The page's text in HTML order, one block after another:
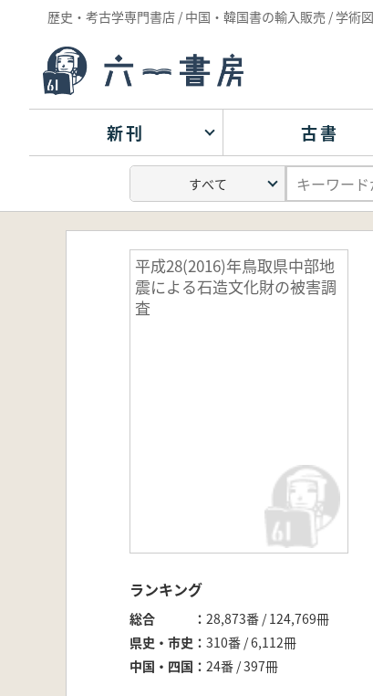
歴史・考古学専門書店 / 中国・韓国書の輸入販売 / 学術
新刊 古書
平成28(2016)年鳥取県中部地
震による石造文化財の被害調
査
ランキング
総合
28,873番 / 124,769冊
県史・市史
310番 / 6,112冊
中国・四国
24番 / 397冊